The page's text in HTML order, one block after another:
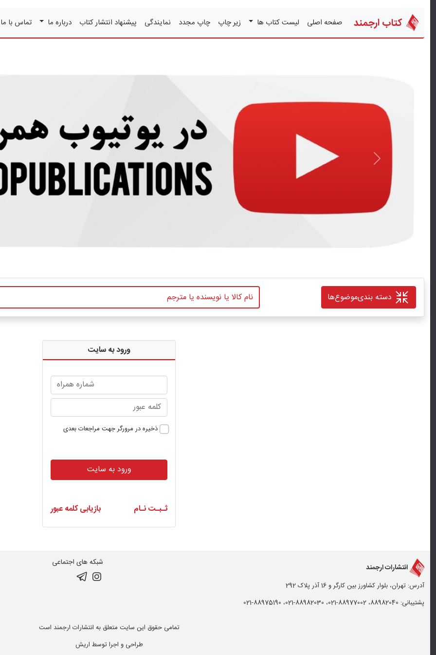
کتاب ارجمند صفحه اصلی لیست کتاب ها زیر چاپ چاپ مجدد نمایندگی پیشنهاد انتشار کتاب درباره ما تماس با
قبلی
دسته بندیموضوع‌ها
ورود به سایت
ذخیره در مرورگر جهت مراجعات بعدی
ورود به سایت
ثـبـت نـام بازیابی کلمه عبور
انتشارات ارجمند
آدرس: تهران، بلوار کشاورز بین کارگر و 16 آذر پلاک 292
پشتیبانی: 88982040، 88977002-021، 88982030-021، 88975190-021
شبکه های اجتماعی
تمامی حقوق این سایت متعلق به انتشارات ارجمند است
طراحی و اجرا توسط اریش